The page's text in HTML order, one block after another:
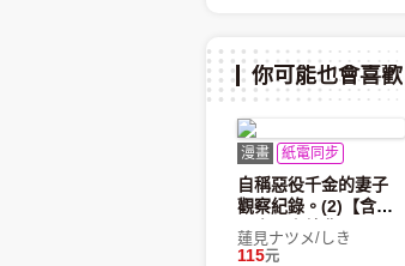
你可能也會喜歡
漫畫 紙電同步
自稱惡役千金的妻子
觀察紀錄。(2)【含電
子書限定特典】
蓮見ナツメ/しき
115元